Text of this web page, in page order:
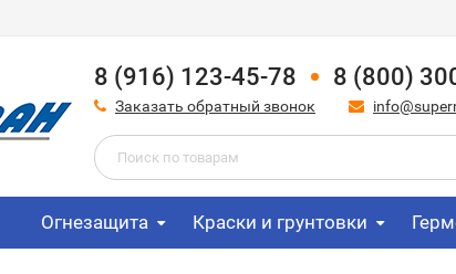
8 (916) 123-45-78 8 (800)
Заказать обратный звонок
Огнезащита Краски и грунтовки